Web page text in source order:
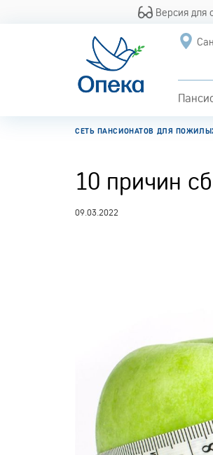
Версия для
СЕТЬ ПАНСИОНАТОВ ДЛЯ
10 причин
09.03.2022